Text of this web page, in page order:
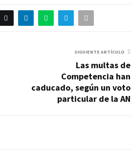
SIGUIENTE ARTÍCULO
Las multas de
Competencia han
caducado, según un voto
particular de la AN